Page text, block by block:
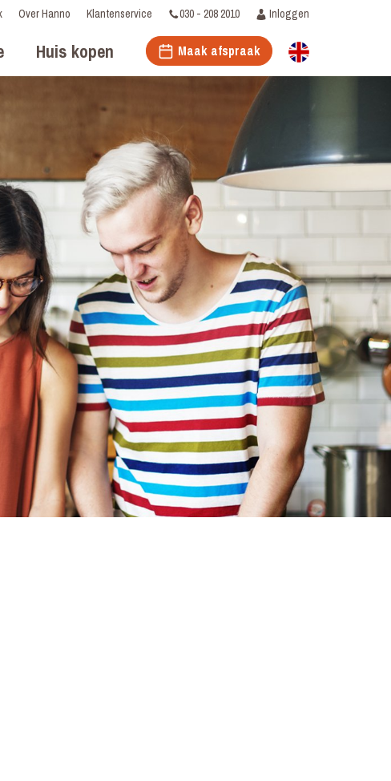
Over Hanno Klantenservice 030 - 208 2010 Inloggen
Huis kopen Maak afspraak